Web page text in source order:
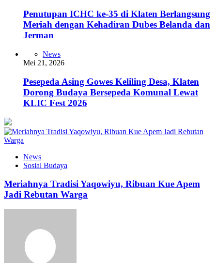
Penutupan ICHC ke-35 di Klaten Berlangsung
Meriah dengan Kehadiran Dubes Belanda dan
Jerman
News
Mei 21, 2026
Pesepeda Asing Gowes Keliling Desa, Klaten
Dorong Budaya Bersepeda Komunal Lewat
KLIC Fest 2026
News
Sosial Budaya
Meriahnya Tradisi Yaqowiyu, Ribuan Kue Apem
Jadi Rebutan Warga